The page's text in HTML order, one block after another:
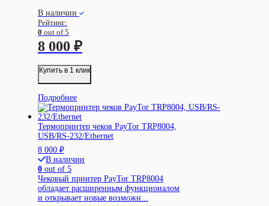
В наличии
Рейтинг:
0 out of 5
8 000 ₽
Купить в 1 клик
Подробнее
Термопринтер чеков PayTor TRP8004,
USB/RS-232/Ethernet
8 000 ₽
В наличии
0 out of 5
Чековый принтер PayTor TRP8004
обладает расширенным функционалом
и открывает новые возможн...